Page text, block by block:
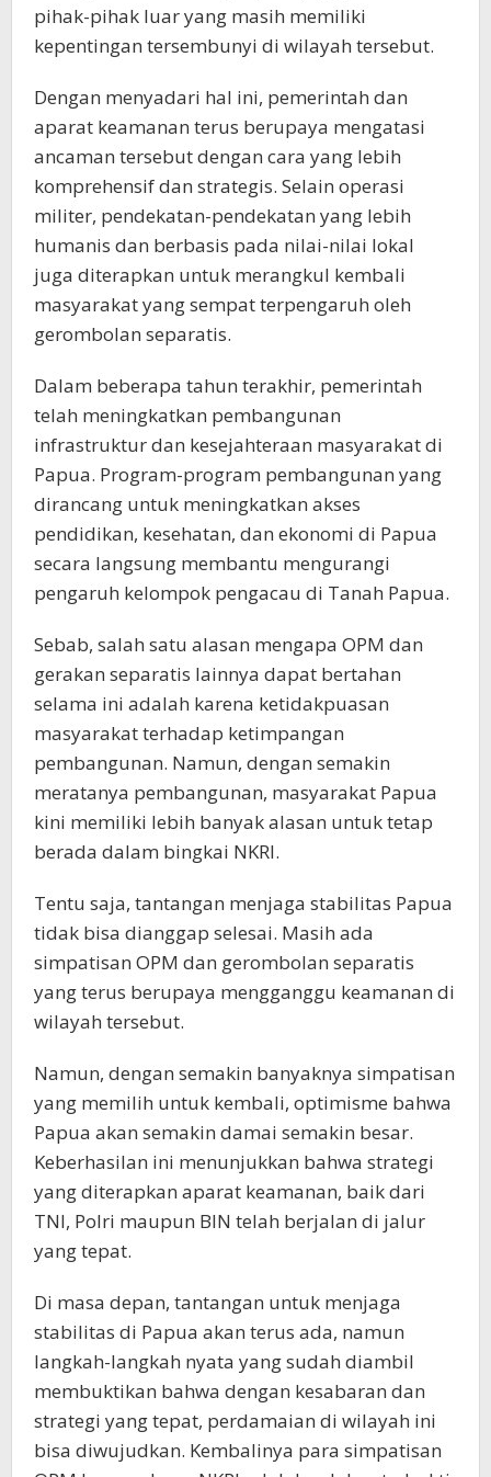
pihak-pihak luar yang masih memiliki
kepentingan tersembunyi di wilayah tersebut.
Dengan menyadari hal ini, pemerintah dan
aparat keamanan terus berupaya mengatasi
ancaman tersebut dengan cara yang lebih
komprehensif dan strategis. Selain operasi
militer, pendekatan-pendekatan yang lebih
humanis dan berbasis pada nilai-nilai lokal
juga diterapkan untuk merangkul kembali
masyarakat yang sempat terpengaruh oleh
gerombolan separatis.
Dalam beberapa tahun terakhir, pemerintah
telah meningkatkan pembangunan
infrastruktur dan kesejahteraan masyarakat di
Papua. Program-program pembangunan yang
dirancang untuk meningkatkan akses
pendidikan, kesehatan, dan ekonomi di Papua
secara langsung membantu mengurangi
pengaruh kelompok pengacau di Tanah Papua.
Sebab, salah satu alasan mengapa OPM dan
gerakan separatis lainnya dapat bertahan
selama ini adalah karena ketidakpuasan
masyarakat terhadap ketimpangan
pembangunan. Namun, dengan semakin
meratanya pembangunan, masyarakat Papua
kini memiliki lebih banyak alasan untuk tetap
berada dalam bingkai NKRI.
Tentu saja, tantangan menjaga stabilitas Papua
tidak bisa dianggap selesai. Masih ada
simpatisan OPM dan gerombolan separatis
yang terus berupaya mengganggu keamanan di
wilayah tersebut.
Namun, dengan semakin banyaknya simpatisan
yang memilih untuk kembali, optimisme bahwa
Papua akan semakin damai semakin besar.
Keberhasilan ini menunjukkan bahwa strategi
yang diterapkan aparat keamanan, baik dari
TNI, Polri maupun BIN telah berjalan di jalur
yang tepat.
Di masa depan, tantangan untuk menjaga
stabilitas di Papua akan terus ada, namun
langkah-langkah nyata yang sudah diambil
membuktikan bahwa dengan kesabaran dan
strategi yang tepat, perdamaian di wilayah ini
bisa diwujudkan. Kembalinya para simpatisan